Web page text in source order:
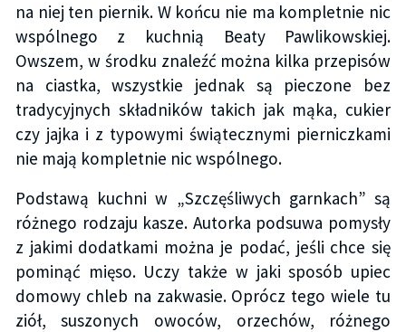
na niej ten piernik. W końcu nie ma kompletnie nic
wspólnego z kuchnią Beaty Pawlikowskiej.
Owszem, w środku znaleźć można kilka przepisów
na ciastka, wszystkie jednak są pieczone bez
tradycyjnych składników takich jak mąka, cukier
czy jajka i z typowymi świątecznymi pierniczkami
nie mają kompletnie nic wspólnego.
Podstawą kuchni w „Szczęśliwych garnkach” są
różnego rodzaju kasze. Autorka podsuwa pomysły
z jakimi dodatkami można je podać, jeśli chce się
pominąć mięso. Uczy także w jaki sposób upiec
domowy chleb na zakwasie. Oprócz tego wiele tu
ziół, suszonych owoców, orzechów, różnego